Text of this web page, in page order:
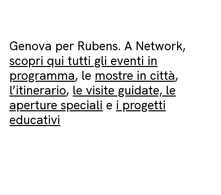
Genova per Rubens. A Network,
scopri qui tutti gli eventi in
programma, le mostre in città,
l’itinerario, le visite guidate, le
aperture speciali e i progetti
educativi